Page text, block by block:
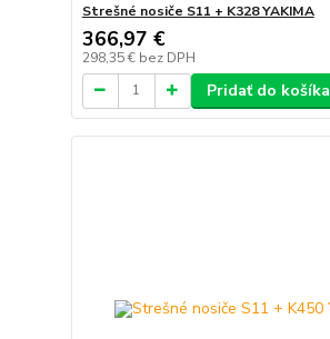
Strešné nosiče S11 + K328 YAKIMA
366,97 €
298,35 € bez DPH
Pridať do košíka